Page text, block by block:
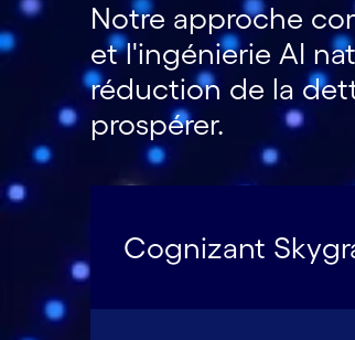
Notre approche
et l'ingénierie AI
réduction de la
prospérer.
Cognizant